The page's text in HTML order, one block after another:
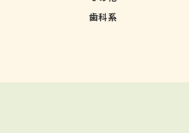
歯科系